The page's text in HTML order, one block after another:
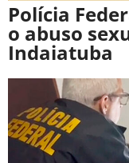
Polícia
o abuso
Indaiatuba